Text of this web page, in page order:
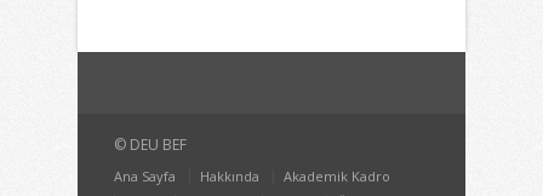
© DEU BEF
Ana Sayfa Hakkında
Akademik Kadro